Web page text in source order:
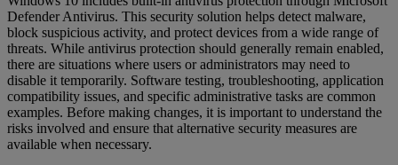
Defender Antivirus. This security solution helps detect malware,
block suspicious activity, and protect devices from a wide range of
threats. While antivirus protection should generally remain enabled,
there are situations where users or administrators may need to
disable it temporarily. Software testing, troubleshooting, application
compatibility issues, and specific administrative tasks are common
examples. Before making changes, it is important to understand the
risks involved and ensure that alternative security measures are
available when necessary.